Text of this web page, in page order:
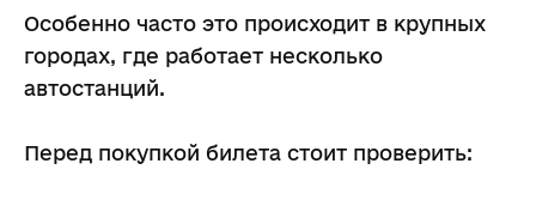
Особенно часто это происходит в крупных
городах, где работает несколько
автостанций.
Перед покупкой билета стоит проверить: